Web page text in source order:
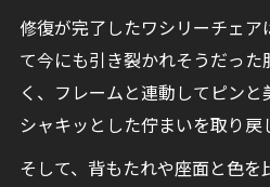
修復が完了したワシリーチェ
て今にも引き裂かれそうだっ
く、フレームと連動してピン
シャキッとした佇まいを取り戻
そして、背もたれや座面と色